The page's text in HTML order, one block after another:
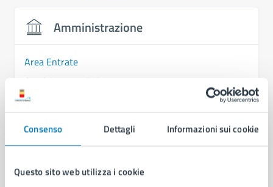
Consenso Dettagli Informazioni sui cookie
Questo sito web utilizza i cookie
Amministrazione
Area Entrate
Servizio IMU e TARI
Servizio Gestione Canoni e Altri Tributi
Attività di Recupero delle Morosità Pregresse”